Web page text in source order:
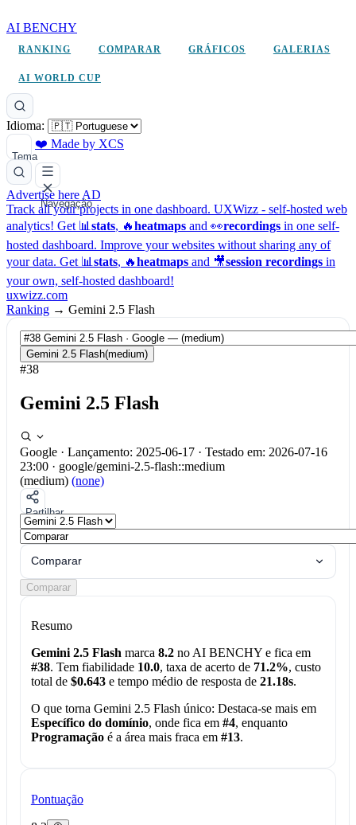
AI BENCHY
RANKING COMPARAR GRÁFICOS GALERIAS
AI WORLD CUP
Idioma:
Tema
❤️ Made by XCS
Navegação
Advertise here AD
Track all your projects in one dashboard. UXWizz - self-hosted web
analytics! Get 📊 stats, 🔥heatmaps and 👀recordings in one self-
hosted dashboard. Improve your websites without sharing any of
your data. Get 📊 stats, 🔥heatmaps and 🎥session recordings in
your own, self-hosted dashboard!
uxwizz.com
Ranking → Gemini 2.5 Flash
Gemini 2.5 Flash(medium)
#38
Gemini 2.5 Flash
Google · Lançamento: 2025-06-17 · Testado em: 2026-07-16
23:00 · google/gemini-2.5-flash::medium
(medium) (none)
Partilhar
Comparar
Comparar
Resumo
Gemini 2.5 Flash marca 8.2no AI BENCHY e fica em
#38. Tem fiabilidade 10.0, taxa de acerto de 71.2%, custo
total de $0.643e tempo médio de resposta de 21.18s.
O que torna Gemini 2.5 Flash único: Destaca-se mais em
Específico do domínio, onde fica em #4, enquanto
Programaçãoé a área mais fraca em #13.
Pontuação